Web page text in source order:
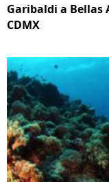
Garibaldi a Bellas
CDMX